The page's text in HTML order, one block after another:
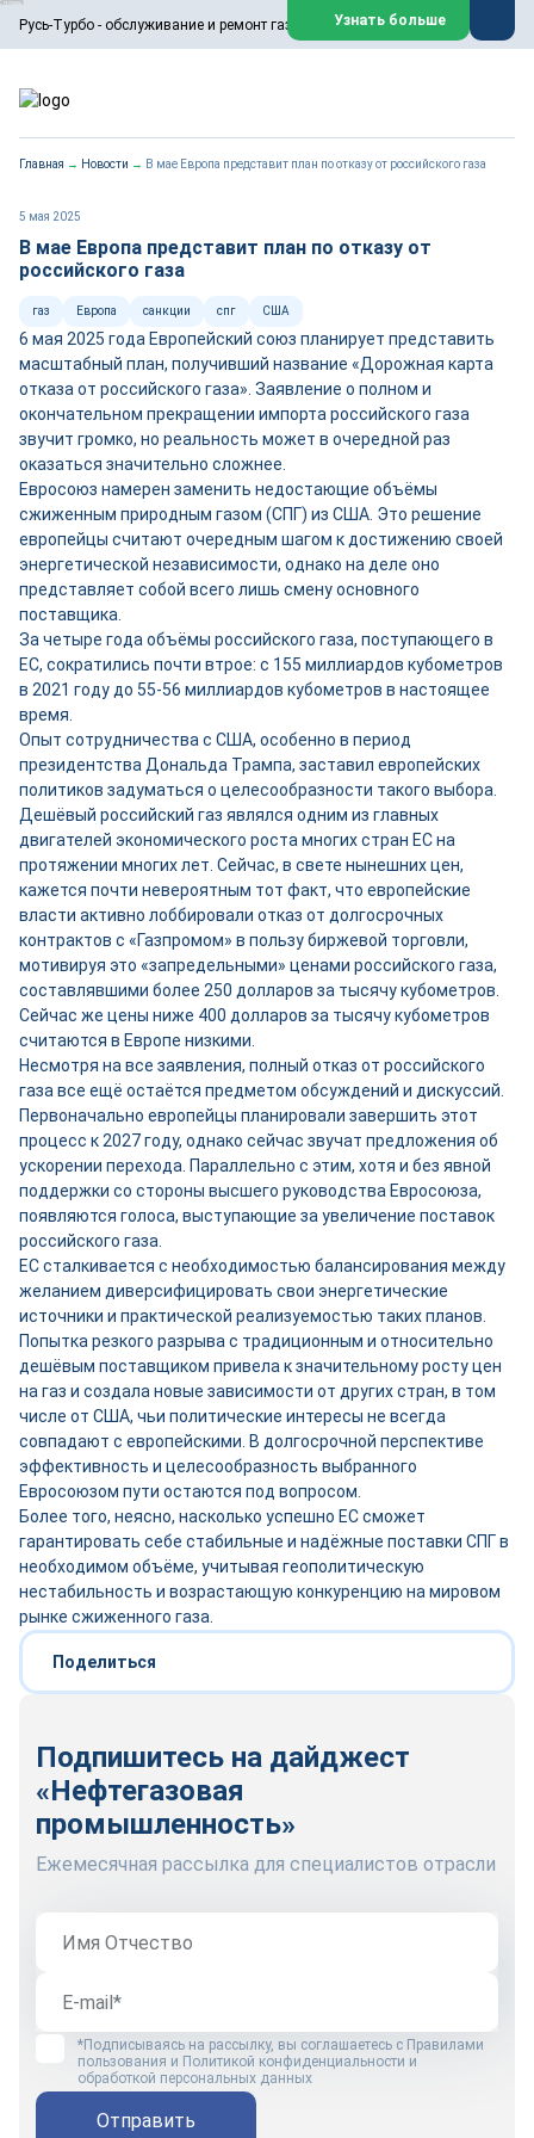
Русь-Турбо - обслуживание и ремонт газовых паровых турбин
ООО «Русь-Турбо» занимается сервисом газовых и паровых
турбин, комплексным ремонтом, восстановлением,
техническим обслуживанием оборудования ТЭС,
работают на нефтегазовых, нефтехимических,
металлургических и других предприятиях.
Реклама. ООО «Русь-Турбо», ИНН 7802588950
Узнать больше
Главная → Новости → В мае Европа представит план по отказу от российского газа
5 мая 2025
В мае Европа представит план по отказу от
российского газа
газ Европа санкции спг США
6 мая 2025 года Европейский союз планирует представить
масштабный план, получивший название «Дорожная карта
отказа от российского газа». Заявление о полном и
окончательном прекращении импорта российского газа
звучит громко, но реальность может в очередной раз
оказаться значительно сложнее.
Евросоюз намерен заменить недостающие объёмы
сжиженным природным газом (СПГ) из США. Это решение
европейцы считают очередным шагом к достижению своей
энергетической независимости, однако на деле оно
представляет собой всего лишь смену основного
поставщика.
За четыре года объёмы российского газа, поступающего в
ЕС, сократились почти втрое: с 155 миллиардов кубометров
в 2021 году до 55-56 миллиардов кубометров в настоящее
время.
Опыт сотрудничества с США, особенно в период
президентства Дональда Трампа, заставил европейских
политиков задуматься о целесообразности такого выбора.
Дешёвый российский газ являлся одним из главных
двигателей экономического роста многих стран ЕС на
протяжении многих лет. Сейчас, в свете нынешних цен,
кажется почти невероятным тот факт, что европейские
власти активно лоббировали отказ от долгосрочных
контрактов с «Газпромом» в пользу биржевой торговли,
мотивируя это «запредельными» ценами российского газа,
составлявшими более 250 долларов за тысячу кубометров.
Сейчас же цены ниже 400 долларов за тысячу кубометров
считаются в Европе низкими.
Несмотря на все заявления, полный отказ от российского
газа все ещё остаётся предметом обсуждений и дискуссий.
Первоначально европейцы планировали завершить этот
процесс к 2027 году, однако сейчас звучат предложения об
ускорении перехода. Параллельно с этим, хотя и без явной
поддержки со стороны высшего руководства Евросоюза,
появляются голоса, выступающие за увеличение поставок
российского газа.
ЕС сталкивается с необходимостью балансирования между
желанием диверсифицировать свои энергетические
источники и практической реализуемостью таких планов.
Попытка резкого разрыва с традиционным и относительно
дешёвым поставщиком привела к значительному росту цен
на газ и создала новые зависимости от других стран, в том
числе от США, чьи политические интересы не всегда
совпадают с европейскими. В долгосрочной перспективе
эффективность и целесообразность выбранного
Евросоюзом пути остаются под вопросом.
Более того, неясно, насколько успешно ЕС сможет
гарантировать себе стабильные и надёжные поставки СПГ в
необходимом объёме, учитывая геополитическую
нестабильность и возрастающую конкуренцию на мировом
рынке сжиженного газа.
Поделиться
Подпишитесь на дайджест
«Нефтегазовая
промышленность»
Ежемесячная рассылка для специалистов отрасли
*Подписываясь на рассылку, вы соглашаетесь с Правилами
пользования и Политикой конфиденциальности и
обработкой персональных данных
Отправить